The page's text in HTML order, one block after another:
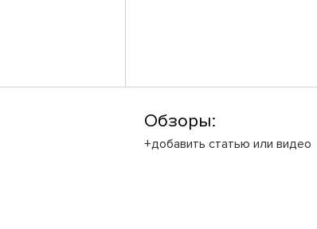
Обзоры:
+добавить статью или видео